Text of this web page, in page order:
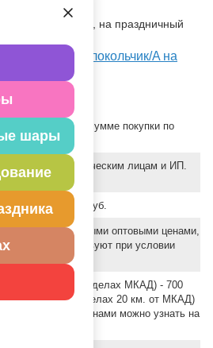
шары
с именем гостя, на праздничный
д/карточки Колокольчик/A на
по Москве при сумме покупки по
руб.
только юридическим лицам и ИП.
заказа - 10 000 руб.
являются базовыми оптовыми ценами,
НДС и действуют при условии
по Москве (в пределах МКАД) - 700
(в пределах 20 км. от МКАД)
доставке с баллонами можно узнать на